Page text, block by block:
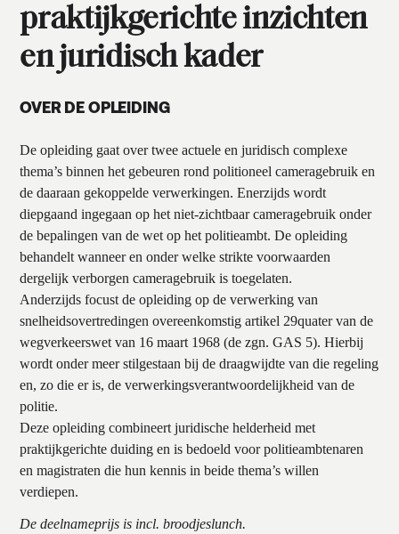
praktijkgerichte inzichten
en juridisch kader
OVER DE OPLEIDING
De opleiding gaat over twee actuele en juridisch complexe
thema’s binnen het gebeuren rond politioneel cameragebruik en
de daaraan gekoppelde verwerkingen. Enerzijds wordt
diepgaand ingegaan op het niet-zichtbaar cameragebruik onder
de bepalingen van de wet op het politieambt. De opleiding
behandelt wanneer en onder welke strikte voorwaarden
dergelijk verborgen cameragebruik is toegelaten.
Anderzijds focust de opleiding op de verwerking van
snelheidsovertredingen overeenkomstig artikel 29quater van de
wegverkeerswet van 16 maart 1968 (de zgn. GAS 5). Hierbij
wordt onder meer stilgestaan bij de draagwijdte van die regeling
en, zo die er is, de verwerkingsverantwoordelijkheid van de
politie.
Deze opleiding combineert juridische helderheid met
praktijkgerichte duiding en is bedoeld voor politieambtenaren
en magistraten die hun kennis in beide thema’s willen
verdiepen.
De deelnameprijs is incl. broodjeslunch.